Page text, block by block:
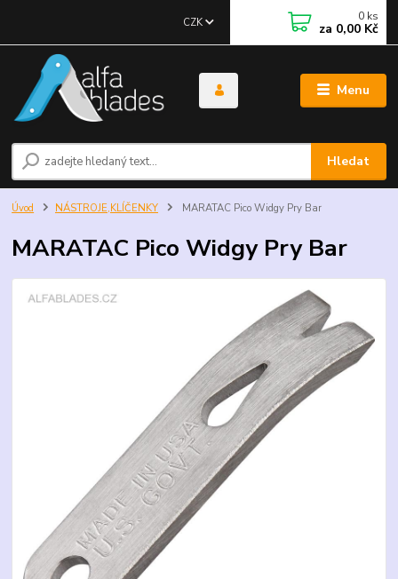
Menu
CZK
Hledat
0 ks
za 0,00 Kč
Úvod NÁSTROJE,KLÍČENKY MARATAC Pico Widgy Pry Bar
MARATAC Pico Widgy Pry Bar